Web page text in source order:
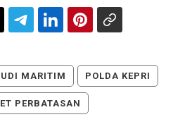
MARITIM POLDA KEPRI
PERBATASAN